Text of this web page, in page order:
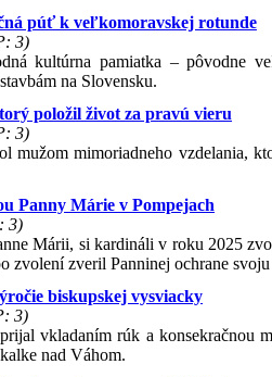
púť k veľkomoravskej rotunde
3)
kultúrna pamiatka – pôvodne
na Slovensku.
položil život za pravú vieru
3)
mužom mimoriadneho vzdelania,
Panny Márie v Pompejach
3)
Márii, si kardináli v roku 2025
zvolení zveril Panninej ochrane
biskupskej vysviacky
3)
vkladaním rúk a konsekračnou
nad Váhom.